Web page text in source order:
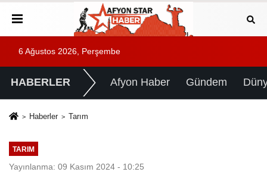
6 Ağustos 2026, Perşembe
HABERLER Afyon Haber Gündem
Haberler Tarım
TARIM
Yayınlanma: 09 Kasım 2024 - 10:25